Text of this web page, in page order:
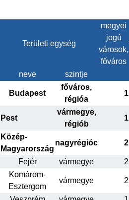
Területi egység
megyei
jogú
városok,
főváros
neve szintje
Budapest
főváros,
régióa
1
Pest
vármegye,
régiób
1
Közép-
Magyarország
nagyrégióc 2
Fejér vármegye 2
Komárom-
Esztergom
vármegye 2